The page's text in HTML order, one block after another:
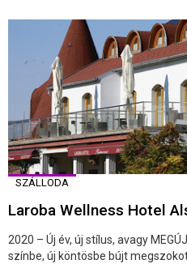
SZÁLLODA
Laroba Wellness Hotel
2020 – Új év, új stílus, avagy
színbe, új köntösbe bújt